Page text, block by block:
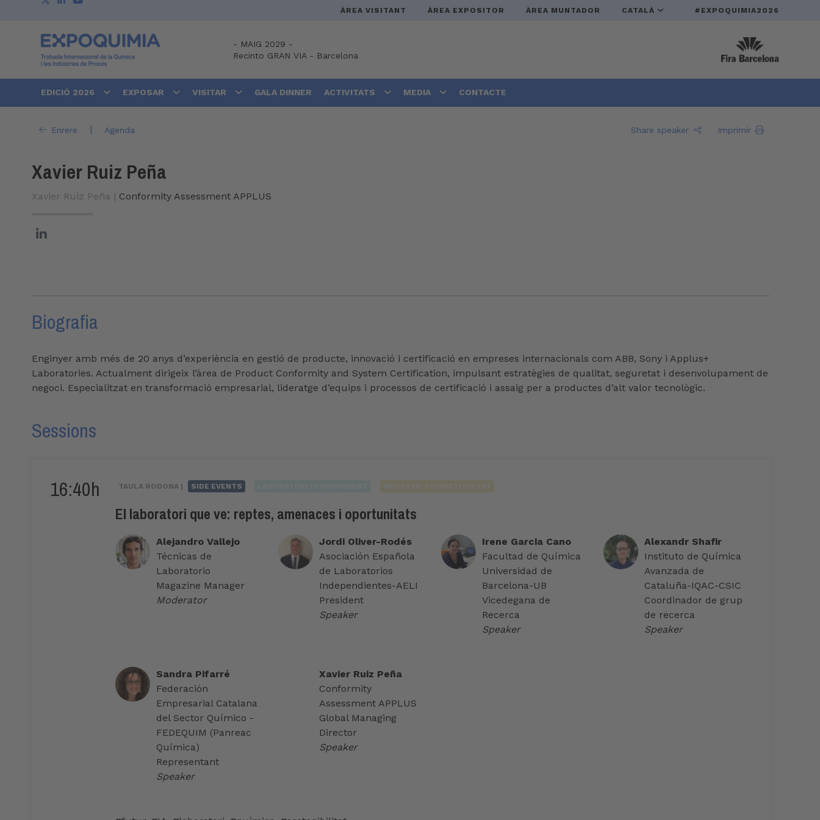
ÀREA VISITANT ÀREA EXPOSITOR ÀREA MUNTADOR CATALÀ #EXPOQUIMIA2026
- MAIG 2029 -
Recinto GRAN VIA- Barcelona
EDICIÓ 2026 EXPOSAR VISITAR GALA DINNER ACTIVITATS MEDIA CONTACTE
Enrere | Agenda Share speaker Imprimir
Xavier Ruiz Peña
Xavier Ruiz Peña | Conformity Assessment APPLUS
Biografia
Enginyer amb més de 20 anys d’experiència en gestió de producte, innovació i certificació en empreses internacionals com ABB, Sony i Applus+
Laboratories. Actualment dirigeix l’àrea de Product Conformity and System Certification, impulsant estratègies de qualitat, seguretat i desenvolupament de
negoci. Especialitzat en transformació empresarial, lideratge d’equips i processos de certificació i assaig per a productes d’alt valor tecnològic.
Sessions
16:40h TAULA RODONA | SIDE EVENTS
El laboratori que ve: reptes, amenaces i oportunitats
Alejandro Vallejo
Técnicas de
Laboratorio
Magazine Manager
Moderator
Jordi Oliver-Rodés
Asociación Española
de Laboratorios
Independientes-AELI
President
Speaker
Irene Garcia Cano
Facultad de Química
Universidad de
Barcelona-UB
Vicedegana de
Recerca
Speaker
Alexandr Shafir
Instituto de Química
Avanzada de
Cataluña-IQAC-CSIC
Coordinador de grup
de recerca
Speaker
Sandra Pifarré
Federación
Empresarial Catalana
del Sector Químico -
FEDEQUIM (Panreac
Química)
Representant
Speaker
Xavier Ruiz Peña
Conformity
Assessment APPLUS
Global Managing
Director
Speaker